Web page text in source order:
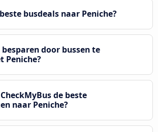
busdeals naar Peniche?
door bussen te
Peniche?
de beste
naar Peniche?